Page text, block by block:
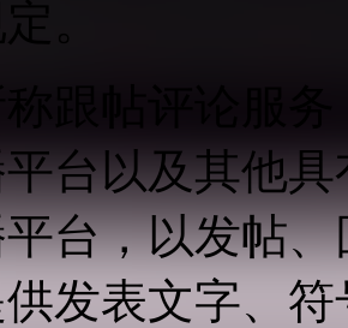
。
跟帖评论服
台以及其他
台，以发帖
发表文字、